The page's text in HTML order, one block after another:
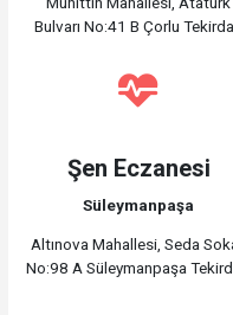
Bulvarı No:41 B Çorlu
Şen Eczanesi
Süleymanpaşa
Altınova Mahallesi, Seda
No:98 A Süleymanpaşa